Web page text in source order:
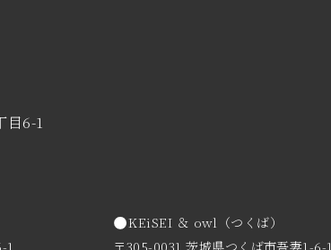
目6-1
1
KEiSEI ＆ owl（つくば）
〒305-0031 茨城県つくば市吾妻1-6-1